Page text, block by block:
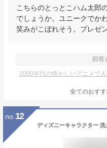
こちらのとっとこハム太郎
でしょうか。ユニークでか
笑みがこぼれそう。プレゼ
回答
2000年代の懐かしいアニメで
全てのおす
no. 12